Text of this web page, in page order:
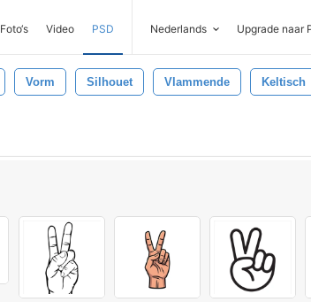
Foto‘s Video PSD Nederlands Upgrade naar
Vorm Silhouet Vlammende Keltisch